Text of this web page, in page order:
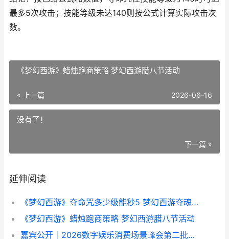
最多5次攻击；技能等级未达140则按公式计算实际攻击次
数。
《梦幻西游》蜡烛跑商策略 梦幻西游腊八节活动
« 上一篇 2026-06-16
没有了！
下一篇 »
延伸阅读
《梦幻西游》夺命咒多少级能秒5 梦幻西游夺魂咒技能
《梦幻西游》蜡烛跑商策略 梦幻西游腊八节活动
嘉宾公开｜2026数字娱乐消费场景峰会第二批阵型公开了 嘉宾完整版视频